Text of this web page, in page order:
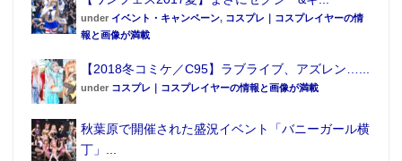
under イベント・キャンペーン, コスプレ｜コスプレイヤーの情
報と画像が満載
【2018冬コミケ／C95】ラブライブ、アズレン…...
under コスプレ｜コスプレイヤーの情報と画像が満載
秋葉原で開催された盛況イベント「バニーガール横
丁」...